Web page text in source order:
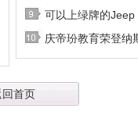
可以上绿牌的Jeep
庆帝玢教育荣登纳
回首页